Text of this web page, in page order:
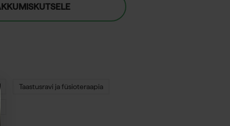
Taastusravi ja füsioteraapia